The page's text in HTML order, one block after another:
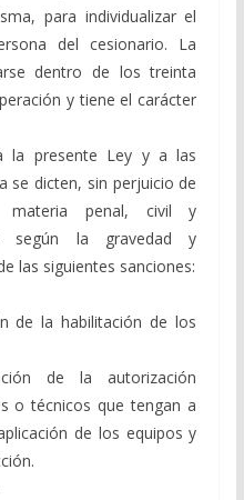
para individualizar el
del cesionario. La
dentro de los treinta
y tiene el carácter
la presente Ley y a las
se dicten, sin perjuicio de
materia penal, civil y
según la gravedad y
las siguientes sanciones:
de la habilitación de los
de la autorización
o técnicos que tengan a
de los equipos y